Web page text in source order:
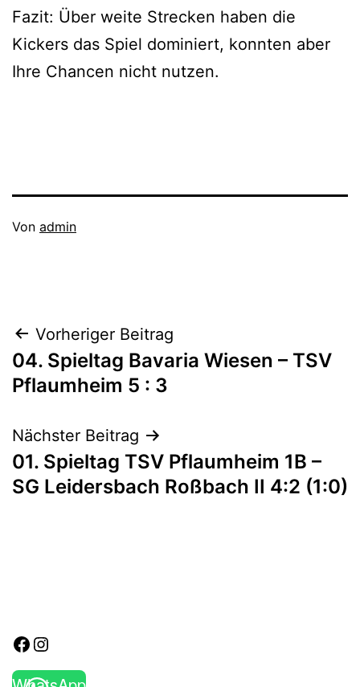
Fazit: Über weite Strecken haben die
Kickers das Spiel dominiert, konnten aber
Ihre Chancen nicht nutzen.
Veröffentlicht
Von admin
Beitragsnavigation
Vorheriger Beitrag
04. Spieltag Bavaria Wiesen – TSV
Pflaumheim 5 : 3
Nächster Beitrag
01. Spieltag TSV Pflaumheim 1B –
SG Leidersbach Roßbach II 4:2 (1:0)
Facebook
Instagram